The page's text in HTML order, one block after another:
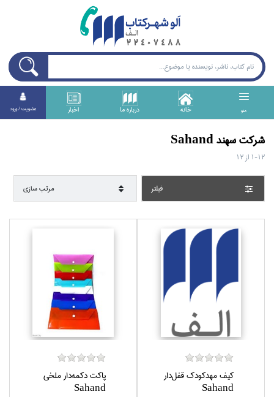
منو خانه درباره ما اخبار عضويت / ورود
شركت سهند Sahand
1-12 از12
فيلتر مرتب سازي
كيف مهدكودك قفل‌دار
Sahand
پاكت دكمه‌دار ملخي
Sahand